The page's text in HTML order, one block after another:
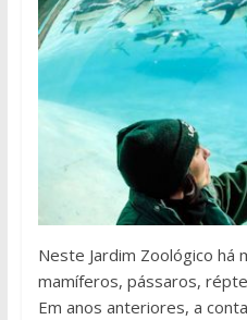
Neste Jardim Zoológico há
mamíferos, pássaros,
Em anos anteriores, a